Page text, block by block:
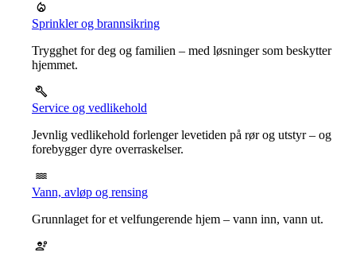
Sprinkler og brannsikring
Trygghet for deg og familien – med løsninger som beskytter
hjemmet.
Service og vedlikehold
Jevnlig vedlikehold forlenger levetiden på rør og utstyr – og
forebygger dyre overraskelser.
Vann, avløp og rensing
Grunnlaget for et velfungerende hjem – vann inn, vann ut.